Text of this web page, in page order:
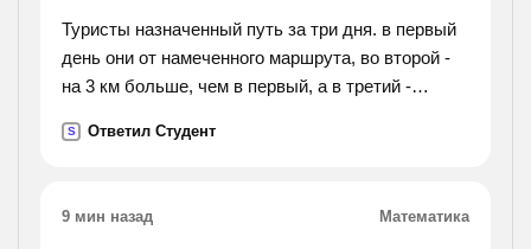
Туристы назначенный путь за три дня. в первый
день они от намеченного маршрута, во второй -
на 3 км больше, чем в первый, а в третий -
S Ответил Студент
9 мин назад Математика